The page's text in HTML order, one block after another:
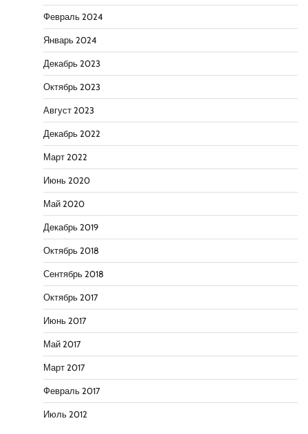
Февраль 2024
Январь 2024
Декабрь 2023
Октябрь 2023
Август 2023
Декабрь 2022
Март 2022
Июнь 2020
Май 2020
Декабрь 2019
Октябрь 2018
Сентябрь 2018
Октябрь 2017
Июнь 2017
Май 2017
Март 2017
Февраль 2017
Июль 2012